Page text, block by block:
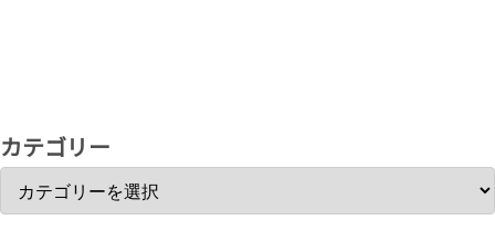
カテゴリー